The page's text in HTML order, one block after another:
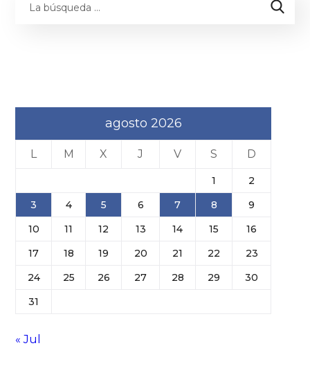
agosto 2026
L M X J V S D
1
2
3
4 5 6 7 8
9
10
11 12 13 14 15
16
17
18 19 20 21 22
23
24
25 26 27 28 29
30
31
« Jul